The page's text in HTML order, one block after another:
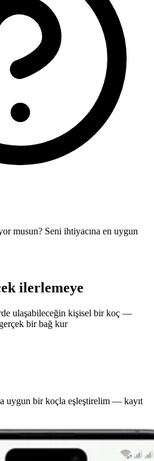
musun? Seni ihtiyacına en uygun
ilerlemeye
ulaşabileceğin kişisel bir koç —
bir bağ kur
uygun bir koçla eşleştirelim — kayıt